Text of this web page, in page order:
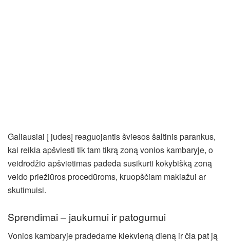
Galiausiai į judesį reaguojantis šviesos šaltinis parankus,
kai reikia apšviesti tik tam tikrą zoną vonios kambaryje, o
veidrodžio apšvietimas padeda susikurti kokybišką zoną
veido priežiūros procedūroms, kruopščiam makiažui ar
skutimuisi.
Sprendimai – jaukumui ir patogumui
Vonios kambaryje pradedame kiekvieną dieną ir čia pat ją